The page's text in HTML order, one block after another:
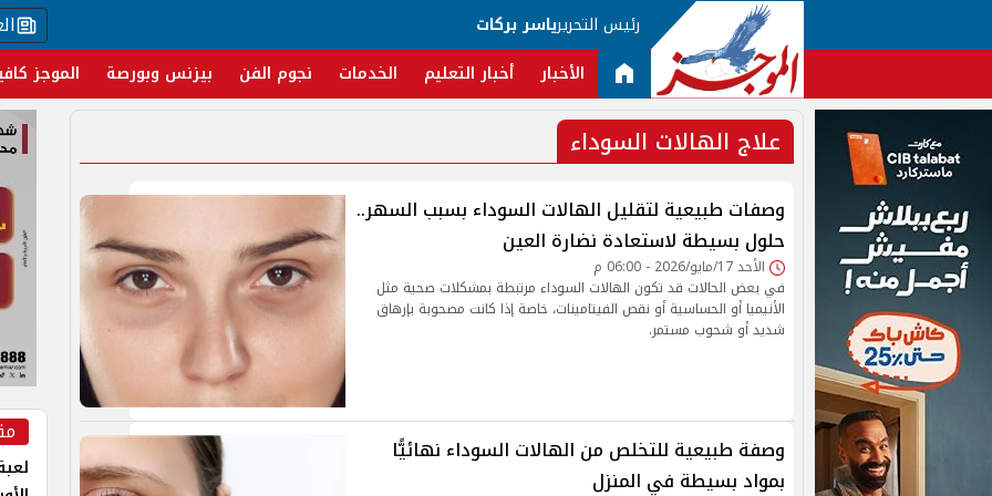
رئيس التحريرياسر بركات
الأخبار أخبار التعليم الخدمات نجوم الفن بيزنس وبورصة الموجز
علاج الهالات السوداء
وصفات طبيعية لتقليل الهالات السوداء بسبب السهر..
حلول بسيطة لاستعادة نضارة العين
الأحد 17/مايو/2026 - 06:00 م
في بعض الحالات قد تكون الهالات السوداء مرتبطة بمشكلات صحية مثل
الأنيميا أو الحساسية أو نقص الفيتامينات، خاصة إذا كانت مصحوبة بإرهاق
شديد أو شحوب مستمر.
وصفة طبيعية للتخلص من الهالات السوداء نهائيًّا
بمواد بسيطة في المنزل